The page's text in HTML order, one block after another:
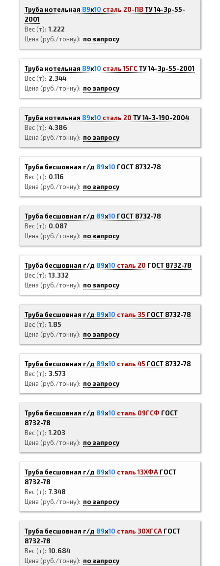
Труба котельная 89х10 сталь 20-ПВ ТУ 14-3р-55-
2001
Вес (т) 1.222
Цена (руб./тонну)
по запросу
Труба котельная 89х10 сталь 15ГСТУ 14-3р-55-2001
Вес (т)
2.344
Цена (руб./тонну)
по запросу
Труба котельная 89х10 сталь 20 ТУ 14-3-190-2004
Вес (т) 4.386
Цена (руб./тонну)
по запросу
Труба бесшовная г/д 89х10 ГОСТ 8732-78
Вес (т)
0.116
Цена (руб./тонну)
по запросу
Труба бесшовная г/д 89х10 ГОСТ 8732-78
Вес (т)
0.087
Цена (руб./тонну)
по запросу
Труба бесшовная г/д 89х10 сталь 20 ГОСТ 8732-78
Вес (т) 13.332
Цена (руб./тонну)
по запросу
Труба бесшовная г/д 89х10 сталь 35 ГОСТ 8732-78
Вес (т) 1.85
Цена (руб./тонну)
по запросу
Труба бесшовная г/д 89х10 сталь 45 ГОСТ 8732-78
Вес (т)
3.573
Цена (руб./тонну)
по запросу
Труба бесшовная г/д 89х10 сталь 09ГСФ ГОСТ
8732-78
Вес (т) 1.203
Цена (руб./тонну)
по запросу
Труба бесшовная г/д 89х10 сталь 13ХФА ГОСТ
8732-78
Вес (т) 7.348
Цена (руб./тонну)
по запросу
Труба бесшовная г/д 89х10 сталь 30ХГСА ГОСТ
8732-78
Вес (т) 10.684
Цена (руб./тонну)
по запросу